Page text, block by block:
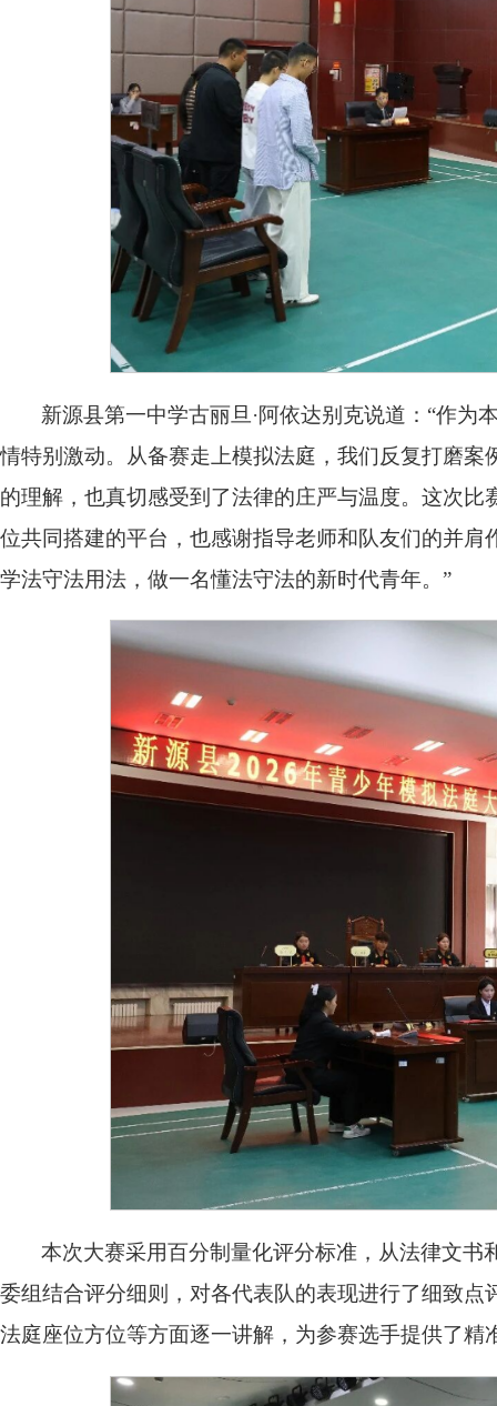
新源县第一中学古丽旦·阿依达别克说道：“作
情特别激动。从备赛走上模拟法庭，我们反复打磨
的理解，也真切感受到了法律的庄严与温度。这次
位共同搭建的平台，也感谢指导老师和队友们的并
学法守法用法，做一名懂法守法的新时代青年。”
本次大赛采用百分制量化评分标准，从法律文
委组结合评分细则，对各代表队的表现进行了细致
法庭座位方位等方面逐一讲解，为参赛选手提供了精